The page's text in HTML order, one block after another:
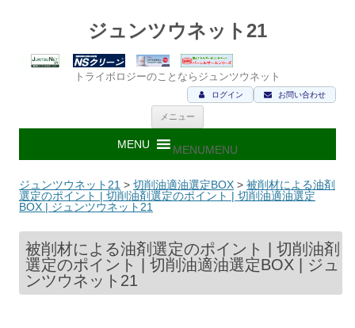
ジュンツウネット21
トライボロジーのことならジュンツウネット
お問い合わせ
ログイン
メニュー
ン
ツ
ス
キ
ッ
MENUMENU
ジュンツウネット21 > 切削油適油選定BOX > 被削材による油剤
選定のポイント | 切削油剤選定のポイント | 切削油適油選定
BOX | ジュンツウネット21
被削材による油剤選定のポイント | 切削油剤
選定のポイント | 切削油適油選定BOX | ジュ
ンツウネット21